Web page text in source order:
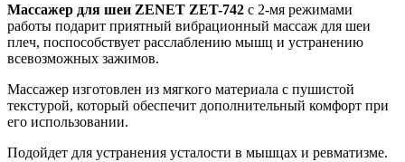
Массажер для шеи ZENET ZET-742 c 2-мя режимами
работы подарит приятный вибрационный массаж для шеи
плеч, поспособствует расслаблению мышц и устранению
всевозможных зажимов.
Массажер изготовлен из мягкого материала с пушистой
текстурой, который обеспечит дополнительный комфорт при
его использовании.
Подойдет для устранения усталости в мышцах и ревматизме.